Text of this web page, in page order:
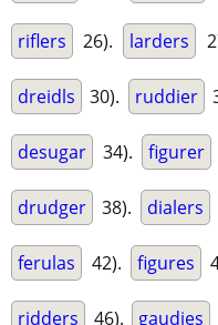
riflers 26). larders
dreidls 30). ruddier
desugar 34). figurer
drudger 38). dialers
ferulas 42). figures
ridders 46). gaudies